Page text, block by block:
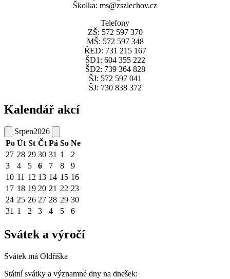
Školka: ms@zszlechov.cz
Telefony
ZŠ: 572 597 370
MŠ: 572 597 348
ŘED: 731 215 167
ŠD1: 604 355 222
ŠD2: 739 364 828
ŠJ: 572 597 041
ŠJ: 730 838 372
Kalendář akcí
Srpen2026
Po Út St Čt Pá So Ne
27 28 29 30 31 1
2
3
4 5 6 7 8
9
10 11 12 13 14 15 16
17 18 19 20 21 22 23
24 25 26 27 28 29 30
31 1 2 3 4 5 6
Svátek a výročí
Svátek má Oldřiška
Státní svátky a významné dny na dnešek: